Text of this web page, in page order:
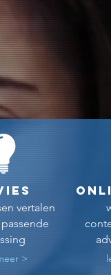
vertalen
>